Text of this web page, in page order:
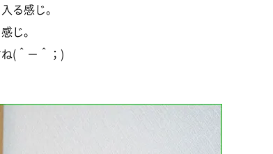
る感じ。
じ。
(＾－＾；)